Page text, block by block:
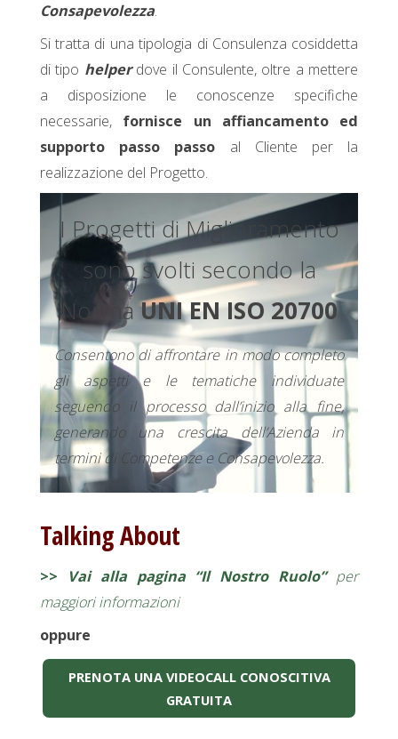
Consapevolezza.
Si tratta di una tipologia di Consulenza cosiddetta
di tipo helperdove il Consulente, oltre a mettere
a disposizione le conoscenze specifiche
necessarie, fornisce un affiancamento ed
supporto passo passo al Cliente per la
realizzazione del Progetto.
I Progetti di Miglioramento
sono svolti secondo la
NormaUNI EN ISO 20700
Consentono di affrontare in modo completo
gli aspetti e le tematiche individuate
seguendo il processo dall’inizio alla fine,
generando una crescita dell’Azienda in
termini di Competenze e Consapevolezza.
Talking About
>> Vai alla pagina “Il Nostro Ruolo”per
maggiori informazioni
oppure
PRENOTA UNA VIDEOCALL CONOSCITIVA
GRATUITA